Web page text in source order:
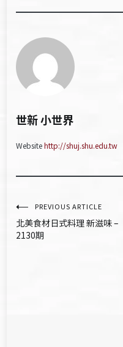
世新 小世界
Websitehttp://shuj.shu.edu.tw
文
章
PREVIOUS ARTICLE
北美食材日式料理 新滋味 –
2130期